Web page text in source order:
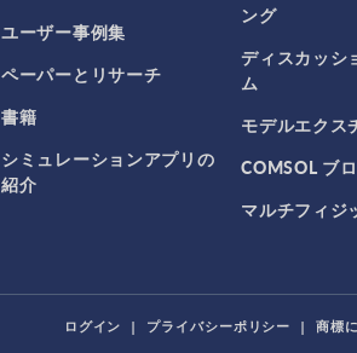
ユーザー事例集
ペーパーとリサーチ
書籍
シミュレーションアプリの
紹介
ング
ディスカッシ
ム
モデルエクス
COMSOL ブ
マルチフィジ
ログイン | プライバシーポリシー | 商標